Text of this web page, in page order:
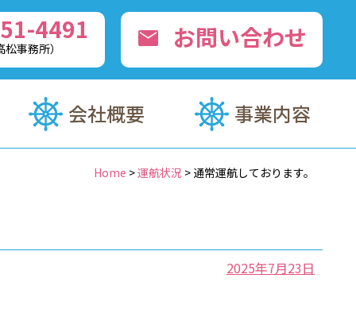
4491
事務所） mail お問い合わせ
会社概要 事業内容
Home >運航状況 > 通常運航しております。
2025年7月23日